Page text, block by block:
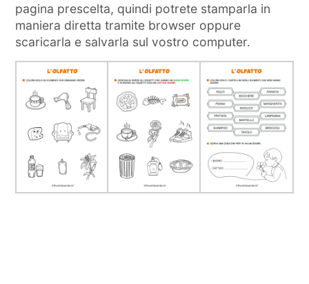
pagina prescelta, quindi potrete stamparla in
maniera diretta tramite browser oppure
scaricarla e salvarla sul vostro computer.